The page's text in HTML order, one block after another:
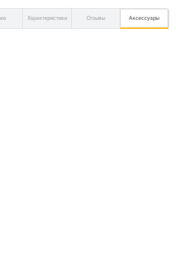
Характеристики Отзывы Аксессуары